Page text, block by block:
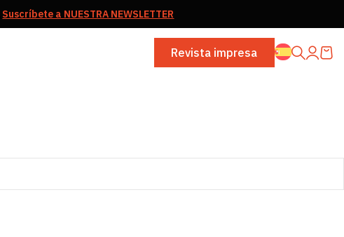
Suscríbete a NUESTRA NEWSLETTER
Revista impresa